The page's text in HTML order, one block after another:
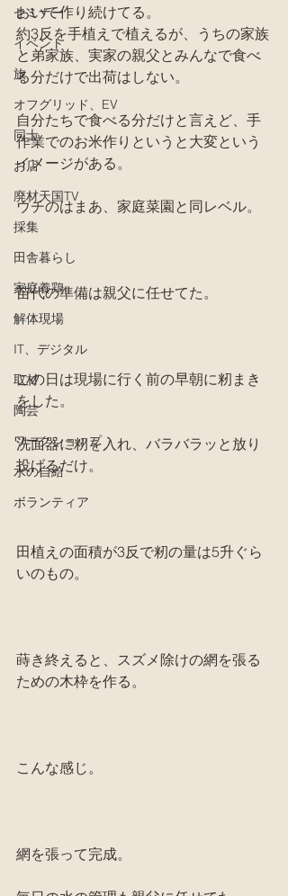
セミナー
イベント
旅
オフグリッド、EV
同士
お店
廃材天国TV
採集
田舎暮らし
家庭養鶏
解体現場
IT、デジタル
取材
陶芸
ワークショップ
水の自給
ボランティア
おいて作り続けてる。
約3反を手植えで植えるが、うちの家族
と弟家族、実家の親父とみんなで食べ
る分だけで出荷はしない。
自分たちで食べる分だけと言えど、手
作業でのお米作りというと大変という
イメージがある。
ウチのはまあ、家庭菜園と同レベル。
苗代の準備は親父に任せてた。
この日は現場に行く前の早朝に籾まき
をした。
洗面器に籾を入れ、バラバラッと放り
投げるだけ。
田植えの面積が3反で籾の量は5升ぐら
いのもの。
蒔き終えると、スズメ除けの網を張る
ための木枠を作る。
こんな感じ。
網を張って完成。